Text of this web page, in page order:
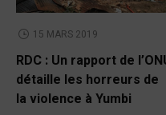
15 MARS 2019
RDC : Un rapport de
détaille les horreurs de
la violence à Yumbi